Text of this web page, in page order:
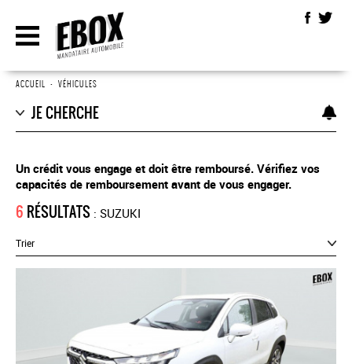
ACCUEIL • VÉHICULES
JE CHERCHE
Un crédit vous engage et doit être remboursé. Vérifiez vos
capacités de remboursement avant de vous engager.
6 RÉSULTATS : SUZUKI
Trier